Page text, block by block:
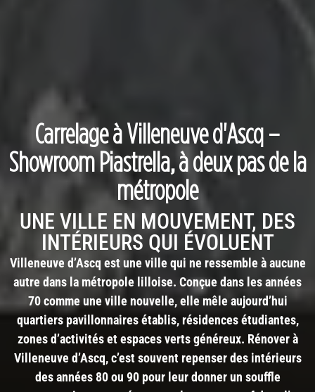
Carrelage à Villeneuve d'Ascq –
Showroom Piastrella, à deux pas de la
métropole
UNE VILLE EN MOUVEMENT, DES
INTÉRIEURS QUI ÉVOLUENT
Villeneuve d’Ascq est une ville qui ne ressemble à aucune
autre dans la métropole lilloise. Conçue dans les années
70 comme une ville nouvelle, elle mêle aujourd’hui
quartiers pavillonnaires établis, résidences étudiantes,
zones d’activités et espaces verts généreux. Rénover à
Villeneuve d’Ascq, c’est souvent repenser des intérieurs
des années 80 ou 90 pour leur donner un souffle